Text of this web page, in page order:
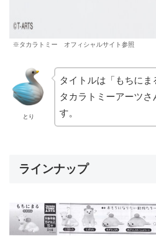
※タカラトミー オフィシャルサイト参照
とり
タイトルは「もちにま
タカラトミーアーツ
す。
ラインナップ